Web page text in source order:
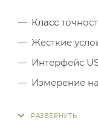
Класс
Жесткие
Интерфейс
Измерение